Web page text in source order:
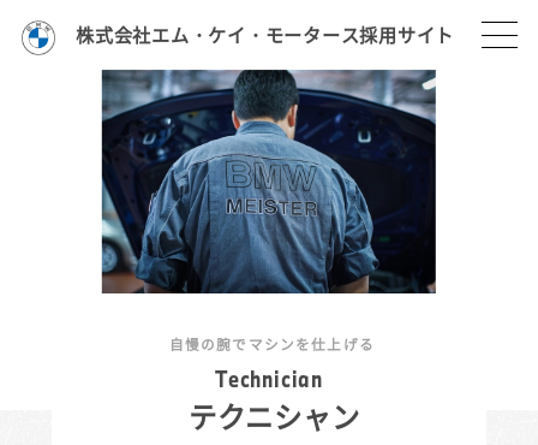
株式会社エム・ケイ・モータース採用サイト
Technician
テクニシャン
自慢の腕でマシンを仕上げる